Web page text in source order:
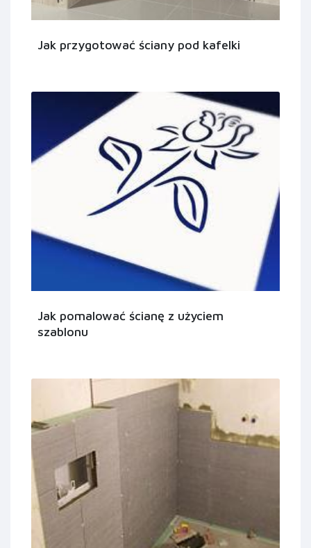
Jak przygotować ściany pod kafelki
Jak pomalować ścianę z użyciem
szablonu